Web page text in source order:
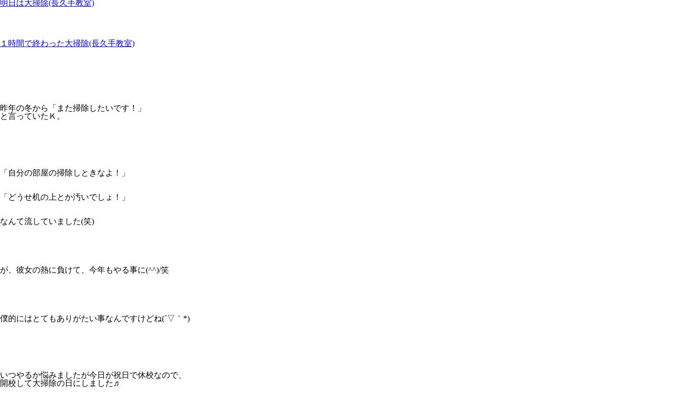
明日は大掃除(長久手教室)
１時間で終わった大掃除(長久手教室)
昨年の冬から「また掃除したいです！」
と言っていたＫ。
「自分の部屋の掃除しときなよ！」
「どうせ机の上とか汚いでしょ！」
なんて流していました(笑)
が、彼女の熱に負けて、今年もやる事に(^^)/笑
僕的にはとてもありがたい事なんですけどね(´▽｀*)
いつやるか悩みましたが今日が祝日で休校なので、
開校して大掃除の日にしました♬